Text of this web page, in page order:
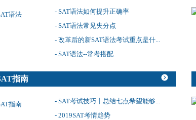
- SAT语法如何提升正确率
- SAT语法常见失分点
- 改革后的新SAT语法考试重点是什...
- SAT语法--常考搭配
指南
- SAT考试技巧丨总结七点希望能够...
- 2019SAT考情趋势